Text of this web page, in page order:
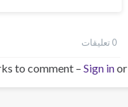
0 تعليقات
to comment –Sign inor